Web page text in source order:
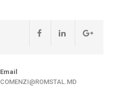
Email
COMENZI@ROMSTAL.MD